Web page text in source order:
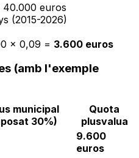
40.000 euros
(2015-2026)
x 0,09 = 3.600 euros
(amb l'exemple
municipal
30%)
Quota
plusvalua
9.600
euros